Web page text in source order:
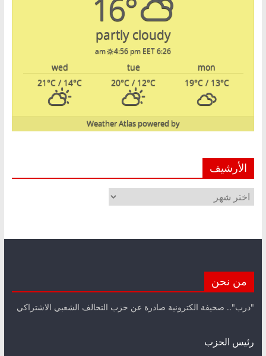
16°
partly cloudy
6:26 am
4:56 pm EET
mon
tue
wed
19°C/ 13°C
20°C / 12°C
21°C / 14°C
powered by
Weather Atlas
الأرشيف
الأرشيف
من نحن
"درب".. صحيفة الكترونية صادرة عن حزب التحالف الشعبي الاشتراكي
رئيس الحزب